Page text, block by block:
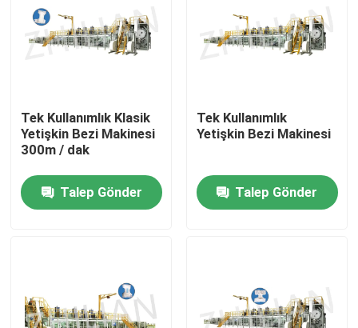
Fabrika turu
Bize Ulaşın
Bebek Bezi Makinesi
Tek Kullanımlık Klasik
Yetişkin Bezi Makinesi
300m / dak
Talep Gönder
Tek Kullanımlık
Yetişkin Bezi Makinesi
Talep Gönder